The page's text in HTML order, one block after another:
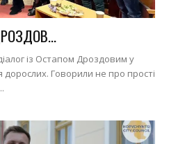
із Остапом Дроздовим у
дорослих. Говорили не про прості